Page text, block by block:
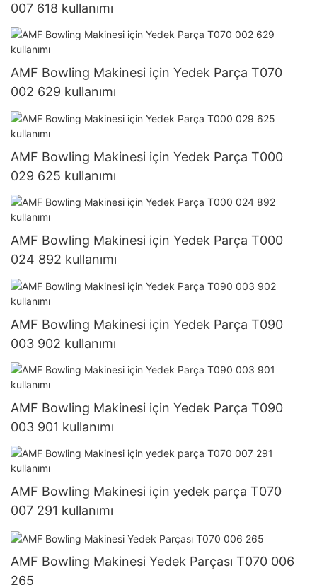
007 618 kullanımı
AMF Bowling Makinesi için Yedek Parça T070
002 629 kullanımı
AMF Bowling Makinesi için Yedek Parça T000
029 625 kullanımı
AMF Bowling Makinesi için Yedek Parça T000
024 892 kullanımı
AMF Bowling Makinesi için Yedek Parça T090
003 902 kullanımı
AMF Bowling Makinesi için Yedek Parça T090
003 901 kullanımı
AMF Bowling Makinesi için yedek parça T070
007 291 kullanımı
AMF Bowling Makinesi Yedek Parçası T070 006
265